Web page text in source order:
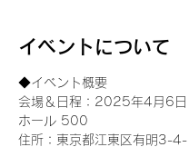
イベントについて
◆イベント概要
会場＆日程：2025年4月6日
ホール 500
住所：東京都江東区有明3-